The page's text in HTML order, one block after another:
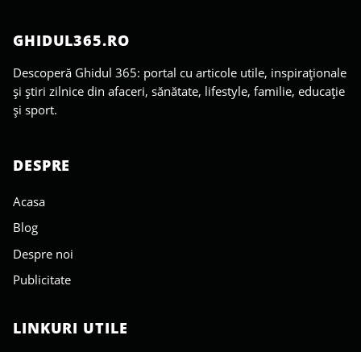
GHIDUL365.RO
Descoperă Ghidul 365: portal cu articole utile, inspiraționale
și știri zilnice din afaceri, sănătate, lifestyle, familie, educație
și sport.
DESPRE
Acasa
Blog
Despre noi
Publicitate
LINKURI UTILE